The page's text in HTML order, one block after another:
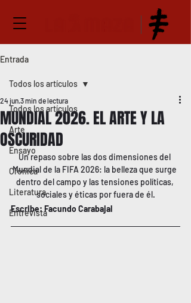
Entrada
Todos los artículos
Arte
Ensayo
Crónica
Literatura
Entrevista
Todos los artículos
MUNDIAL 2026. EL ARTE Y LA
OSCURIDAD
24 jun 3 min de lectura
Un repaso sobre las dos dimensiones del
Mundial de la FIFA 2026: la belleza que surge
dentro del campo y las tensiones políticas,
sociales y éticas por fuera de él.
Escribe: Facundo Carabajal